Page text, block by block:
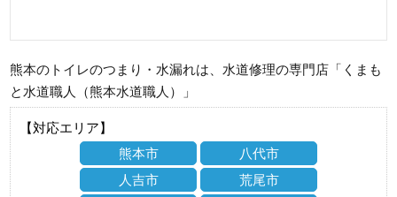
熊本のトイレのつまり・水漏れは、水道修理の専門店「くまも
と水道職人（熊本水道職人）」
【対応エリア】
熊本市
八代市
人吉市
荒尾市